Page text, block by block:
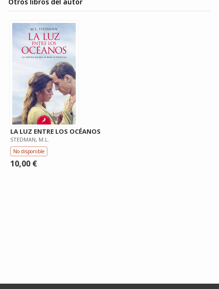
LA LUZ ENTRE LOS OCÉANOS
STEDMAN, M.L.
No disponible
10,00 €